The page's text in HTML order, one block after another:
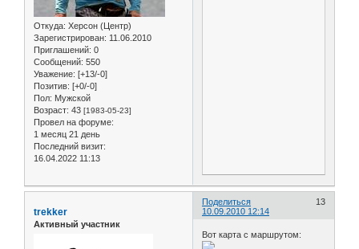
Откуда: Херсон (Центр)
Зарегистрирован: 11.06.2010
Приглашений: 0
Сообщений: 550
Уважение: [+13/-0]
Позитив: [+0/-0]
Пол: Мужской
Возраст: 43 [1983-05-23]
Провел на форуме:
1 месяц 21 день
Последний визит:
16.04.2022 11:13
Поделиться
13
10.09.2010 12:14
trekker
Активный участник
Вот карта с маршрутом: